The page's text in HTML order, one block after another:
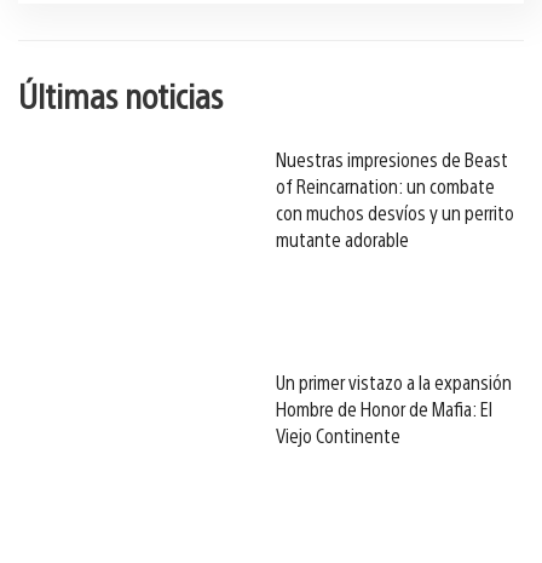
Últimas noticias
Nuestras impresiones de Beast
of Reincarnation: un combate
con muchos desvíos y un perrito
mutante adorable
Un primer vistazo a la expansión
Hombre de Honor de Mafia: El
Viejo Continente